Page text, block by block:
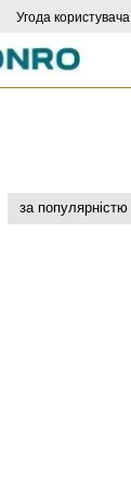
Угода користувача
за популярністю